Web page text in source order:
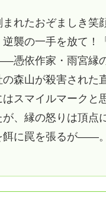
れたおぞましき笑
逆襲の一手を放て！
憑依作家・雨宮縁
の森山が殺害された
スマイルマークと
、縁の怒りは頂点
餌に罠を張るが――。